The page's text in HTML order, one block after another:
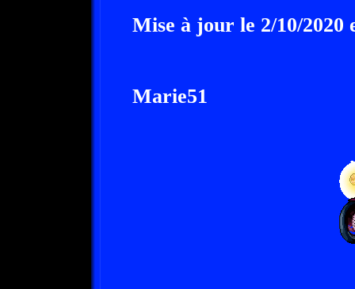
Mise à jour le 2/10/2020
Marie51